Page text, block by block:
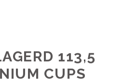
113,5
CUPS